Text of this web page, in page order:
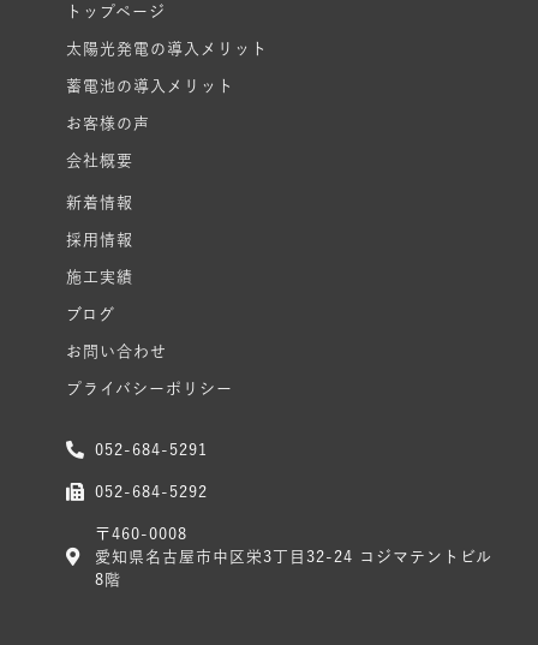
トップページ
太陽光発電の導入メリット
蓄電池の導入メリット
お客様の声
会社概要
新着情報
採用情報
施工実績
ブログ
お問い合わせ
プライバシーポリシー
052-684-5291
052-684-5292
〒460-0008
愛知県名古屋市中区栄3丁目32-24 コジマテントビル
8階